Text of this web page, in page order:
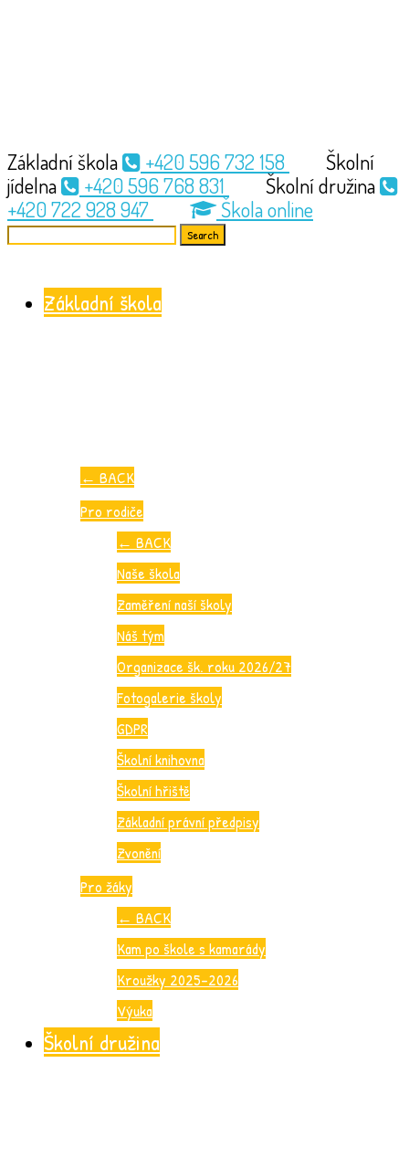
Základní škola +420 596 732 158
Školní
jídelna
+420 596 768 831
Školní družina
+420 722 928 947
Škola online
Search
Základní škola
← BACK
Pro rodiče
← BACK
Naše škola
Zaměření naší školy
Náš tým
Organizace šk. roku 2026/27
Fotogalerie školy
GDPR
Školní knihovna
Školní hřiště
Základní právní předpisy
Zvonění
Pro žáky
← BACK
Kam po škole s kamarády
Kroužky 2025-2026
Výuka
Školní družina